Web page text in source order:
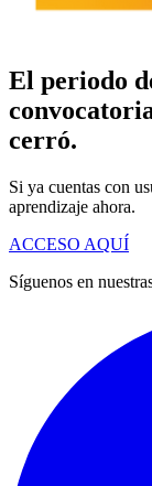
El periodo
cerró.
Si ya cuentas con
aprendizaje ahora.
ACCESO AQUÍ
Síguenos en